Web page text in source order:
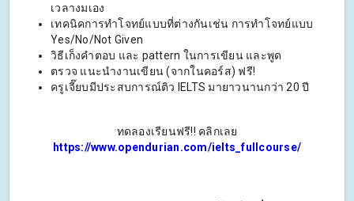
เวลางมเอง
เทคนิคการทำโจทย์แบบที่ต่างกันเช่น การทำโจทย์แบบ
Yes/No/Not Given
วิธีเก็งคำตอบ และ pattern ในการเขียน และพูด
ตรวจ แนะนำงานเขียน (จากในคอร์ส) ฟรี!
ครูเจี๊ยบมีประสบการณ์ติว IELTS มายาวนานกว่า 20 ปี
ทดลองเรียนฟรี!! คลิกเลย
https://www.opendurian.com/ielts_fullcourse/